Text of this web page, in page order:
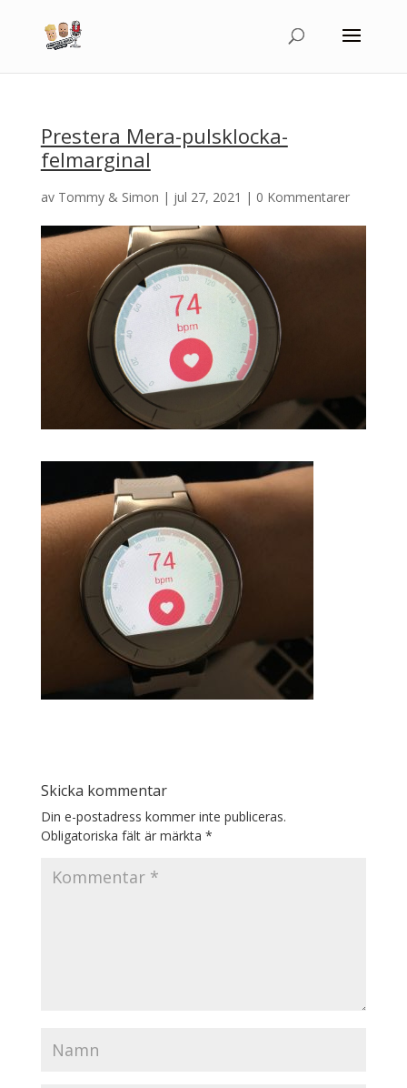
Prestera Mera-pulsklocka-
felmarginal
av Tommy & Simon | jul 27, 2021 | 0 Kommentarer
Skicka kommentar
Din e-postadress kommer inte publiceras.
Obligatoriska fält är märkta *